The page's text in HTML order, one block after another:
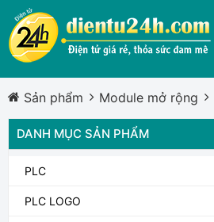
Sản phẩm Module mở rộng
DANH MỤC SẢN PHẨM
PLC
PLC LOGO